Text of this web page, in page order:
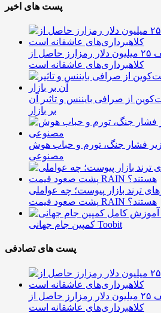
پست های اخیر
آمریکا در پی توقیف ۲۵ میلیون دلار رمزارز حاصل از
کلاهبرداری‌های عاشقانه است
بیت‌کوین از صرافی بایننس و تاثیر آن
بر بازار
زیر فشار جنگ، تورم و حباب هوش
مصنوعی
ترند بازار پیوست؛ چه عواملی
پشت صعود قیمت RAIN هستند؟
کمپین جام جهانی Toobit
پست های تصادفی
آمریکا در پی توقیف ۲۵ میلیون دلار رمزارز حاصل از
کلاهبرداری‌های عاشقانه است